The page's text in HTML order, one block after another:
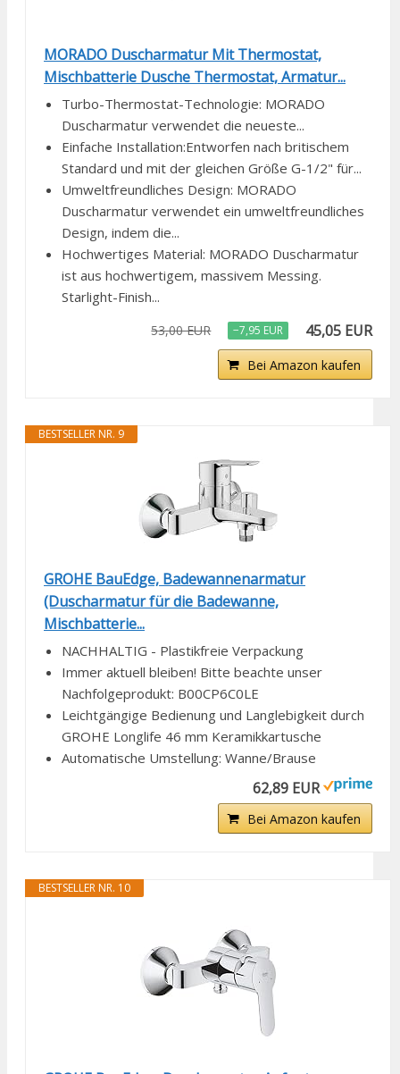
MORADO Duscharmatur Mit Thermostat,
Mischbatterie Dusche Thermostat, Armatur...
Turbo-Thermostat-Technologie: MORADO
Duscharmatur verwendet die neueste...
Einfache Installation:Entworfen nach britischem
Standard und mit der gleichen Größe G-1/2" für...
Umweltfreundliches Design: MORADO
Duscharmatur verwendet ein umweltfreundliches
Design, indem die...
Hochwertiges Material: MORADO Duscharmatur
ist aus hochwertigem, massivem Messing.
Starlight-Finish...
53,00 EUR −7,95 EUR 45,05 EUR
Bei Amazon kaufen
BESTSELLER NR. 9
GROHE BauEdge, Badewannenarmatur
(Duscharmatur für die Badewanne,
Mischbatterie...
NACHHALTIG - Plastikfreie Verpackung
Immer aktuell bleiben! Bitte beachte unser
Nachfolgeprodukt: B00CP6C0LE
Leichtgängige Bedienung und Langlebigkeit durch
GROHE Longlife 46 mm Keramikkartusche
Automatische Umstellung: Wanne/Brause
62,89 EUR
Bei Amazon kaufen
BESTSELLER NR. 10